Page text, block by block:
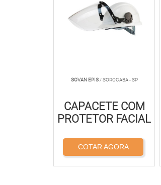
SOVAN EPIS/ SOROCABA - SP
CAPACETE COM
PROTETOR FACIAL
COTAR AGORA